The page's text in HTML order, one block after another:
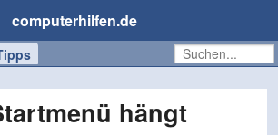
computerhilfen.de
hängt